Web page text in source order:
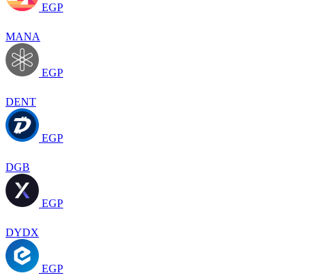
EGP
MANA
EGP
DENT
EGP
DGB
EGP
DYDX
EGP